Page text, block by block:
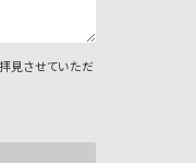
見させていただ